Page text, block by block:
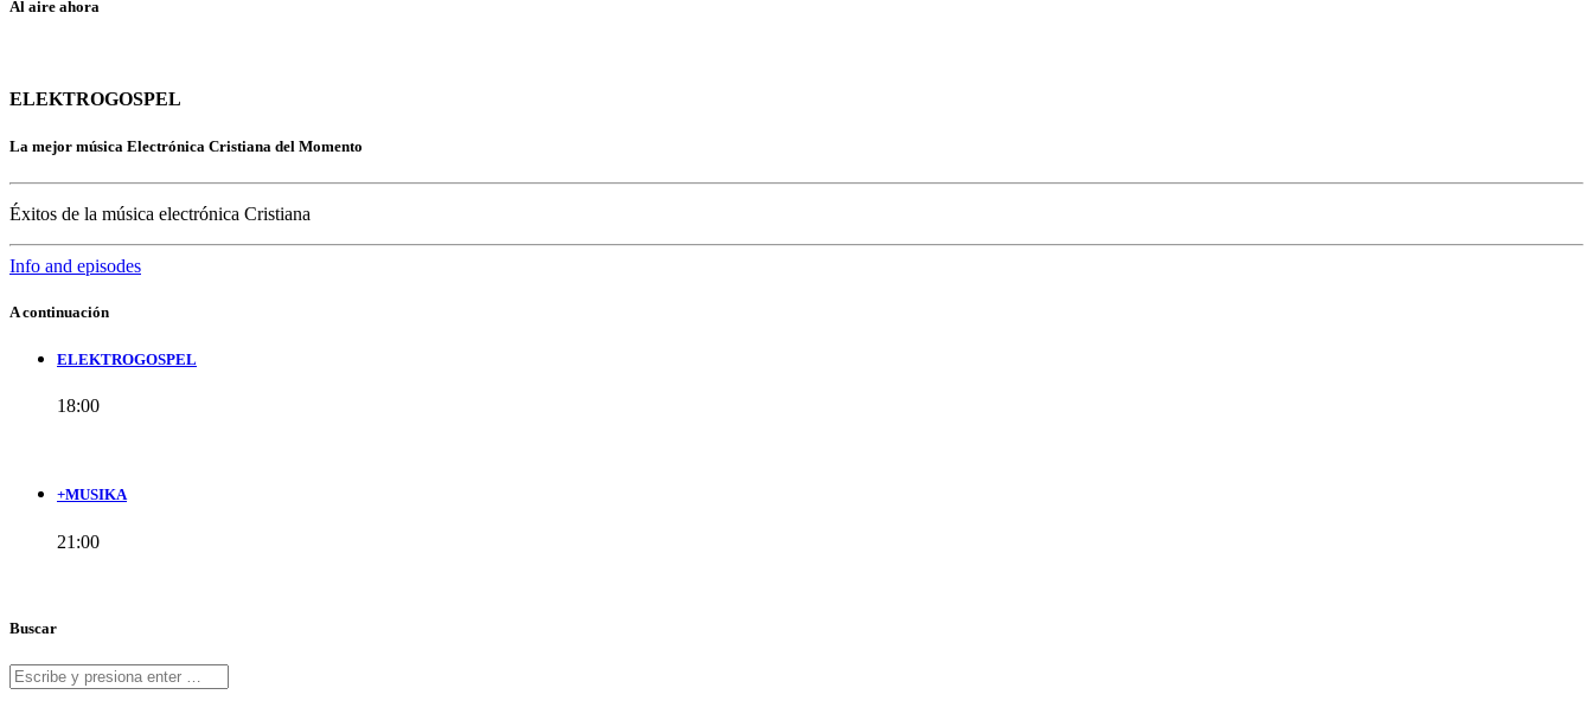
Al aire ahora
ELEKTROGOSPEL
La mejor música Electrónica Cristiana del Momento
Éxitos de la música electrónica Cristiana
Info and episodes
A continuación
ELEKTROGOSPEL
18:00
+MUSIKA
21:00
Buscar